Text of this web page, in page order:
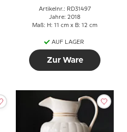
Artikelnr.: RD31497
Jahre: 2018
Maß: H: 11 cm x B: 12 cm
AUF LAGER
Zur Ware